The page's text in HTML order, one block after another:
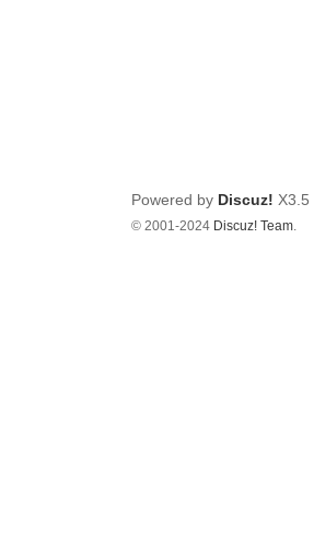
Powered by Discuz! X3.5
© 2001-2024 Discuz! Team.